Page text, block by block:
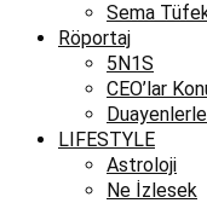
Sema
Röportaj
5N1S
CEO’lar
LIFESTYLE
Astroloji
Ne İzlesek